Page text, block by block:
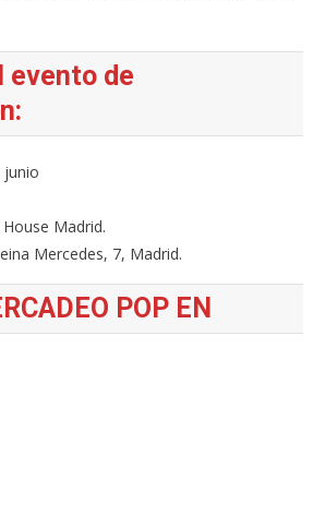
evento de
junio
Madrid.
Mercedes, 7, Madrid.
POP EN